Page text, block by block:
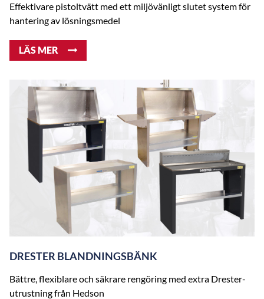
Effektivare pistoltvätt med ett miljövänligt slutet system för
hantering av lösningsmedel
LÄS MER
DRESTER BLANDNINGSBÄNK
Bättre, flexiblare och säkrare rengöring med extra Drester-
utrustning från Hedson